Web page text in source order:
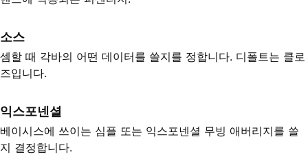
소스
셈할 때 각바의 어떤 데이터를 쓸지를 정합니다. 디폴트는 클로
즈입니다.
익스포넨셜
베이시스에 쓰이는 심플 또는 익스포넨셜 무빙 애버리지를 쓸
지 결정합니다.